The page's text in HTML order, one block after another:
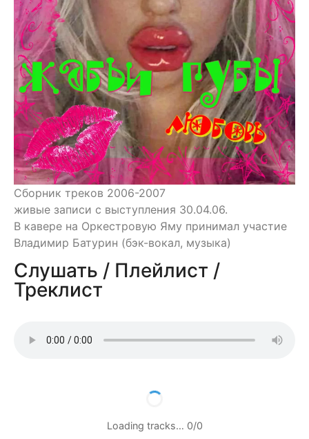
Сборник треков 2006-2007
живые записи с выступления 30.04.06.
В кавере на Оркестровую Яму принимал участие
Владимир Батурин (бэк-вокал, музыка)
Слушать / Плейлист /
Треклист
Loading tracks… 0/0